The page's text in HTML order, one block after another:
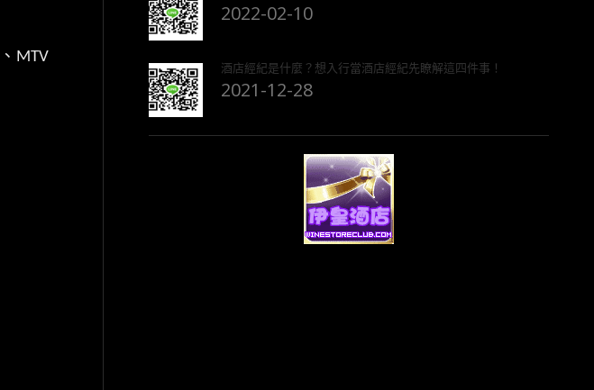
、 MTV
2022-02-10
酒店經紀是什麼？想入行當酒店經紀先瞭解這四件事！
2021-12-28